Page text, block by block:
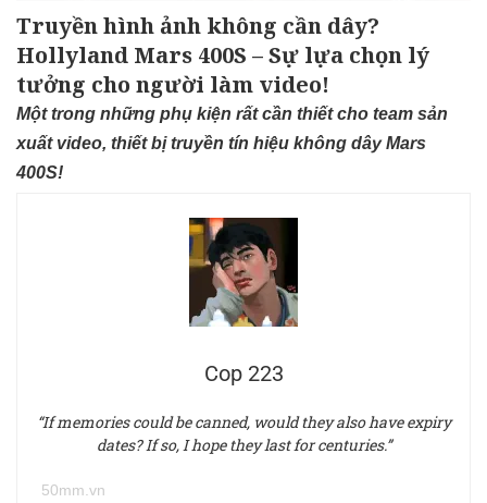
Truyền hình ảnh không cần dây?
Hollyland Mars 400S – Sự lựa chọn lý
tưởng cho người làm video!
Một trong những phụ kiện rất cần thiết cho team sản
xuất video, thiết bị truyền tín hiệu không dây Mars
400S!
Cop 223
“If memories could be canned, would they also have expiry
dates? If so, I hope they last for centuries.”
50mm.vn